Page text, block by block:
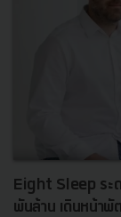
Eight Sleep ระ
พันล้าน เดินหน้า